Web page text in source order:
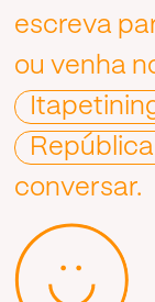
escreva
ou venha
conversar.